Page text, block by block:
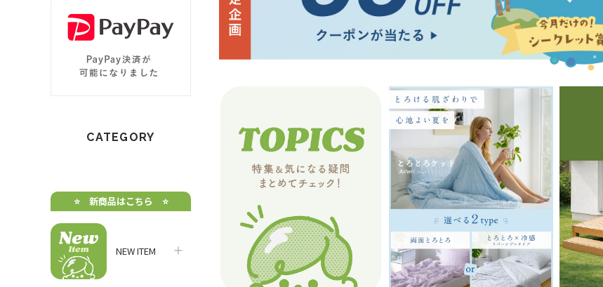
CATEGORY
⭐️ 新商品はこちら ⭐️
NEW ITEM